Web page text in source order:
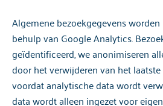
Algemene bezoekgegevens
behulp van Google Analytics.
geïdentificeerd, we anonimiseren
door het verwijderen van het
voordat analytische data wordt
data wordt alleen ingezet voor